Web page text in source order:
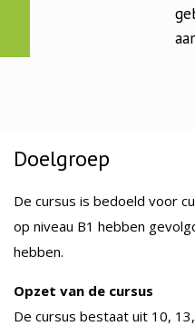
Doelgroep
De cursus is bedoeld voor
op niveau B1 hebben
hebben.
Opzet van de cursus
De cursus bestaat uit 10,